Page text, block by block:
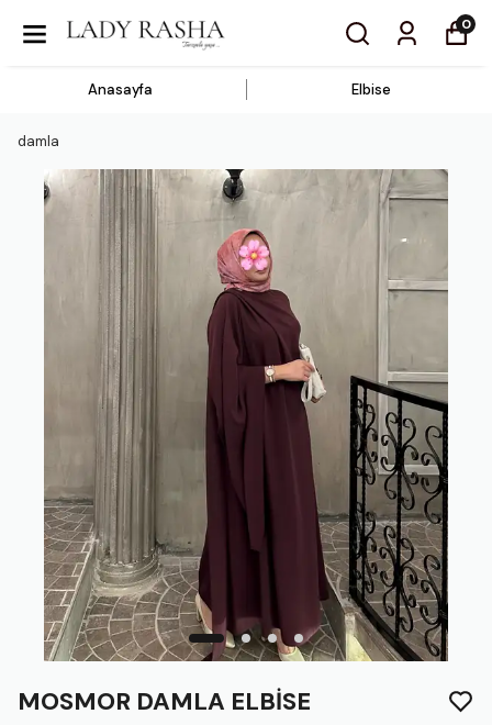
0
Anasayfa Elbise
damla
MOSMOR DAMLA ELBİSE